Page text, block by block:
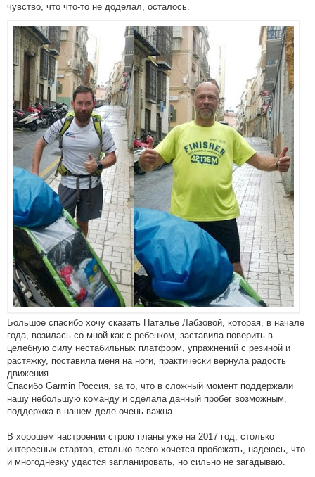
чувство, что что-то не доделал, осталось.
Большое спасибо хочу сказать Наталье Лабзовой, которая, в начале
года, возилась со мной как с ребенком, заставила поверить в
целебную силу нестабильных платформ, упражнений с резиной и
растяжку, поставила меня на ноги, практически вернула радость
движения.
Спасибо Garmin Россия, за то, что в сложный момент поддержали
нашу небольшую команду и сделала данный пробег возможным,
поддержка в нашем деле очень важна.
В хорошем настроении строю планы уже на 2017 год, столько
интересных стартов, столько всего хочется пробежать, надеюсь, что
и многодневку удастся запланировать, но сильно не загадываю.